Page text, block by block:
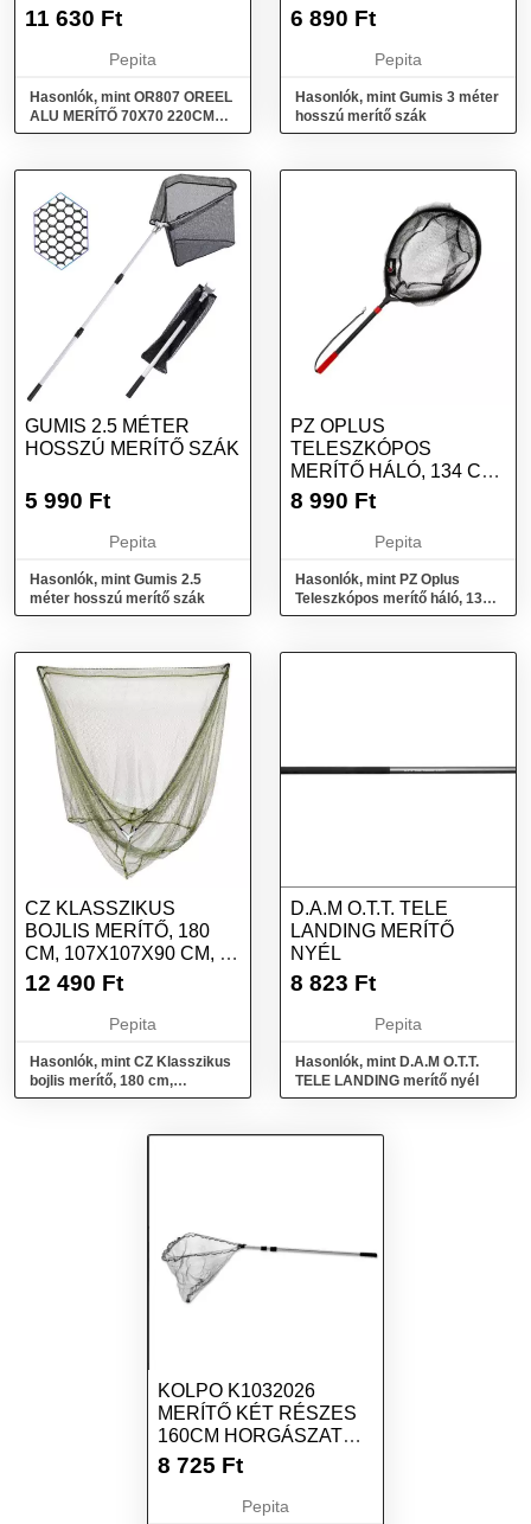
MERÍTŐ
11 630 Ft
Pepita
Hasonlók, mint OR807 OREEL
ALU MERÍTŐ 70X70 220CM
2R Klasszikus merítő
6 890 Ft
Pepita
Hasonlók, mint Gumis 3 méter
hosszú merítő szák
GUMIS 2.5 MÉTER
HOSSZÚ MERÍTŐ SZÁK
5 990 Ft
Pepita
Hasonlók, mint Gumis 2.5
méter hosszú merítő szák
PZ OPLUS
TELESZKÓPOS
MERÍTŐ HÁLÓ, 134 CM,
40X50 CM, 1 RÉSZES
8 990 Ft
Pepita
Hasonlók, mint PZ Oplus
Teleszkópos merítő háló, 134
cm, 40x50 cm, 1 részes
CZ KLASSZIKUS
BOJLIS MERÍTŐ, 180
CM, 107X107X90 CM, 1
RÉSZES
12 490 Ft
Pepita
Hasonlók, mint CZ Klasszikus
bojlis merítő, 180 cm,
107x107x90 cm, 1 részes
D.A.M O.T.T. TELE
LANDING MERÍTŐ
NYÉL
8 823 Ft
Pepita
Hasonlók, mint D.A.M O.T.T.
TELE LANDING merítő nyél
KOLPO K1032026
MERÍTŐ KÉT RÉSZES
160CM HORGÁSZAT
KLASSZIKUS
8 725 Ft
Pepita